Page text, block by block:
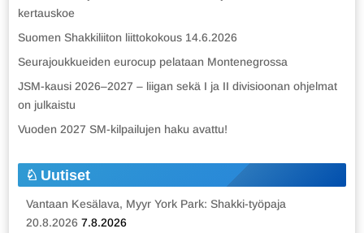
kertauskoe
Suomen Shakkiliiton liittokokous 14.6.2026
Seurajoukkueiden eurocup pelataan Montenegrossa
JSM-kausi 2026–2027 – liigan sekä I ja II divisioonan ohjelmat
on julkaistu
Vuoden 2027 SM-kilpailujen haku avattu!
Uutiset
Vantaan Kesälava, Myyr York Park: Shakki-työpaja
20.8.2026 7.8.2026